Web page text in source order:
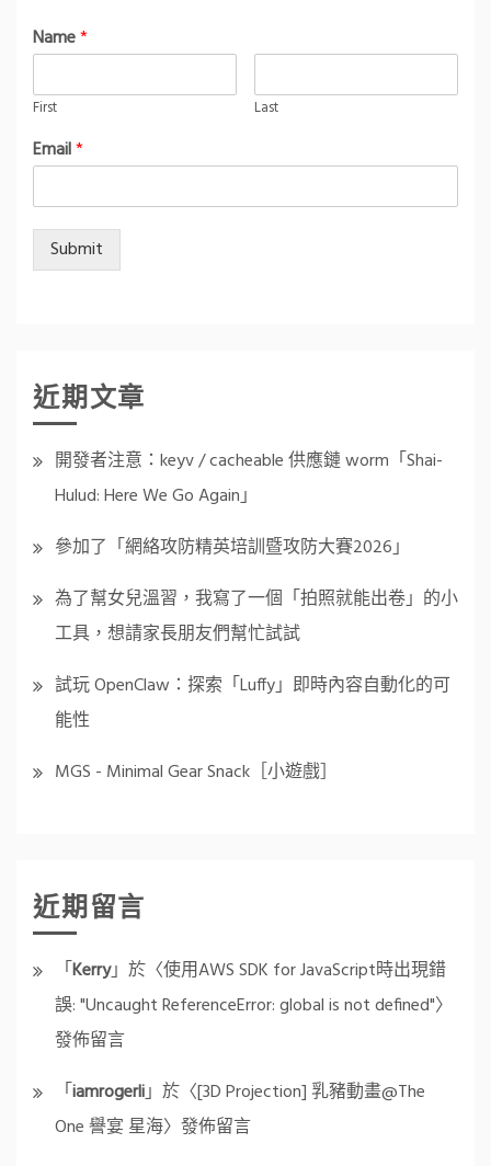
Name*
First Last
Email*
Submit
近期文章
開發者注意：keyv / cacheable 供應鏈 worm「Shai-
Hulud: Here We Go Again」
參加了「網絡攻防精英培訓暨攻防大賽2026」
為了幫女兒溫習，我寫了一個「拍照就能出卷」的小
工具，想請家長朋友們幫忙試試
試玩 OpenClaw：探索「Luffy」即時內容自動化的可
能性
MGS - Minimal Gear Snack［小遊戲］
近期留言
「Kerry」於〈使用AWS SDK for JavaScript時出現錯
誤: "Uncaught ReferenceError: global is not defined"〉
發佈留言
「iamrogerli」於〈[3D Projection] 乳豬動畫@The
One 譽宴 星海〉發佈留言